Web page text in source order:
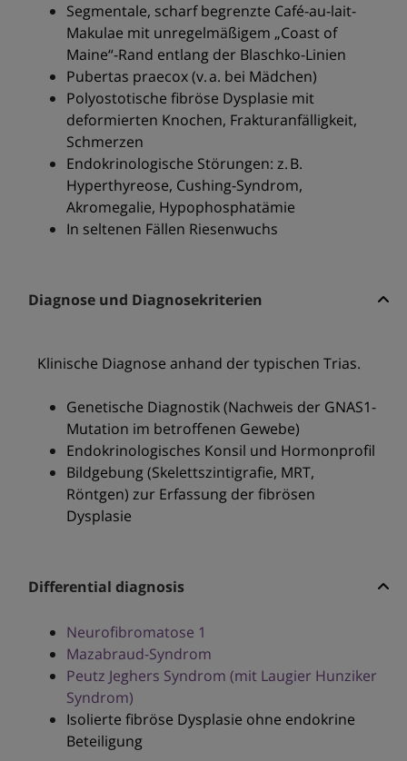
Segmentale, scharf begrenzte Café-au-lait-
Makulae mit unregelmäßigem „Coast of
Maine“-Rand entlang der Blaschko-Linien
Pubertas praecox (v. a. bei Mädchen)
Polyostotische fibröse Dysplasie mit
deformierten Knochen, Frakturanfälligkeit,
Schmerzen
Endokrinologische Störungen: z. B.
Hyperthyreose, Cushing-Syndrom,
Akromegalie, Hypophosphatämie
In seltenen Fällen Riesenwuchs
Diagnose und Diagnosekriterien
Klinische Diagnose anhand der typischen Trias.
Genetische Diagnostik (Nachweis der GNAS1-
Mutation im betroffenen Gewebe)
Endokrinologisches Konsil und Hormonprofil
Bildgebung (Skelettszintigrafie, MRT,
Röntgen) zur Erfassung der fibrösen
Dysplasie
Differential diagnosis
Neurofibromatose 1
Mazabraud-Syndrom
Peutz Jeghers Syndrom (mit Laugier Hunziker
Syndrom)
Isolierte fibröse Dysplasie ohne endokrine
Beteiligung